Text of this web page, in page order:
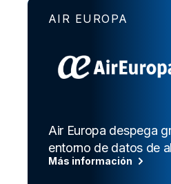
AIR EUROPA
Air Europa despega
entorno de datos de
Más información